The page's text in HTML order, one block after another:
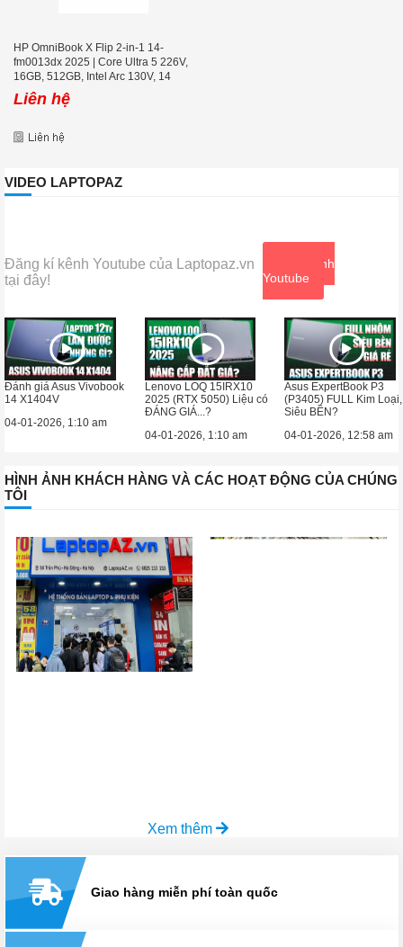
HP OmniBook X Flip 2-in-1 14-
fm0013dx 2025 | Core Ultra 5 226V,
16GB, 512GB, Intel Arc 130V, 14
icnh FHD+ Touch
Liên hệ
VIDEO LAPTOPAZ
Đăng kí kênh Youtube của Laptopaz.vn
tại đây!
Xem kênh
Youtube
Đánh giá Asus Vivobook
14 X1404V
04-01-2026, 1:10 am
Lenovo LOQ 15IRX10
2025 (RTX 5050) Liệu có
ĐÁNG GIÁ...?
04-01-2026, 1:10 am
Asus ExpertBook P3
(P3405) FULL Kim Loại,
Siêu BỀN?
04-01-2026, 12:58 am
HÌNH ẢNH KHÁCH HÀNG VÀ CÁC HOẠT ĐỘNG CỦA CHÚNG
TÔI
Xem thêm
Giao hàng miễn phí toàn quốc